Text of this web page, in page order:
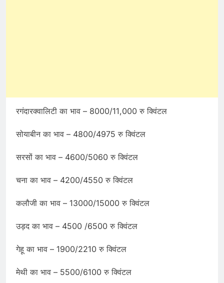
रगंदारक्वालिटी का भाव – 8000/11,000 रु क्विंटल
सोयाबीन का भाव – 4800/4975 रु क्विंटल
सरसों का भाव – 4600/5060 रु क्विंटल
चना का भाव – 4200/4550 रु क्विंटल
कलौजी का भाव – 13000/15000 रु क्विंटल
उड़द का भाव – 4500 /6500 रु क्विंटल
गेहू का भाव – 1900/2210 रु क्विंटल
मेथी का भाव – 5500/6100 रु क्विंटल